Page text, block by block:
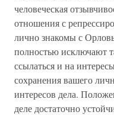
человеческая
отношения с
лично знакомы с
полностью исключают
ссылаться и на
сохранения вашего
интересов дела.
деле достаточно